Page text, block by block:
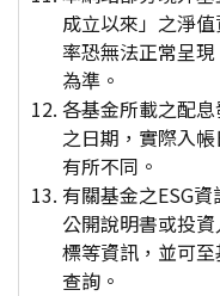
成立以來」之淨
率恐無法正常呈
為準。
各基金所載之配
之日期，實際入
有所不同。
有關基金之ESG
公開說明書或投
標等資訊，並可
查詢。